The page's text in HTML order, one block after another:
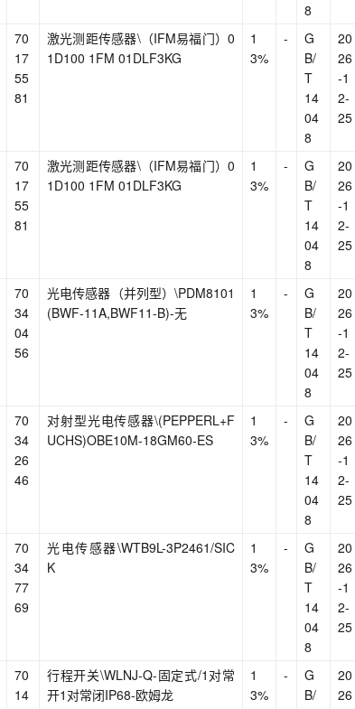
8
70
17
55
81
激光测距传感器\（IFM易福门）0
1D100 1FM 01DLF3KG
1
3%
-
G
B/
T
14
04
8
20
26
-1
2-
25
70
17
55
81
激光测距传感器\（IFM易福门）0
1D100 1FM 01DLF3KG
1
3%
-
G
B/
T
14
04
8
20
26
-1
2-
25
70
34
04
56
光电传感器（并列型）\PDM8101
(BWF-11A,BWF11-B)-无
1
3%
-
G
B/
T
14
04
8
20
26
-1
2-
25
70
34
26
46
对射型光电传感器\(PEPPERL+F
UCHS)OBE10M-18GM60-ES
1
3%
-
G
B/
T
14
04
8
20
26
-1
2-
25
70
34
77
69
光电传感器\WTB9L-3P2461/SIC
K
1
3%
-
G
B/
T
14
04
8
20
26
-1
2-
25
70
14
行程开关\WLNJ-Q-固定式/1对常
开1对常闭IP68-欧姆龙
1
3%
-
G
B/
20
26